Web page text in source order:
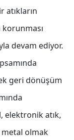
atıkların
korunması
devam ediyor.
geri dönüşüm
elektronik atık,
metal olmak